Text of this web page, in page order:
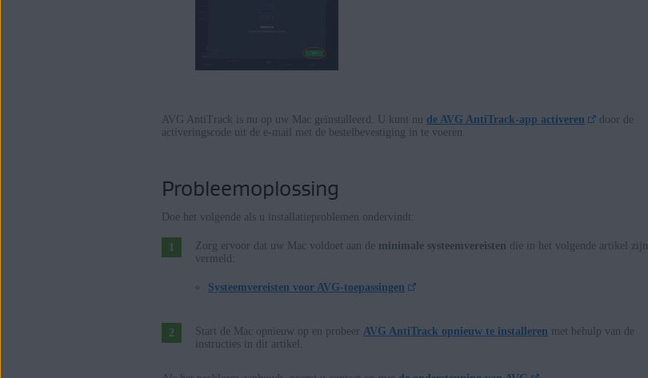
AVG AntiTrack is nu op uw Mac geïnstalleerd. U kunt nu de AVG AntiTrack-app activeren
door de
activeringscode uit de e-mail met de bestelbevestiging in te voeren.
Probleemoplossing
Doe het volgende als u installatieproblemen ondervindt:
Zorg ervoor dat uw Mac voldoet aan de minimale systeemvereisten die in het volgende artikel zijn
vermeld:
Systeemvereisten voor AVG-toepassingen
Start de Mac opnieuw op en probeer AVG AntiTrack opnieuw te installeren met behulp van de
instructies in dit artikel.